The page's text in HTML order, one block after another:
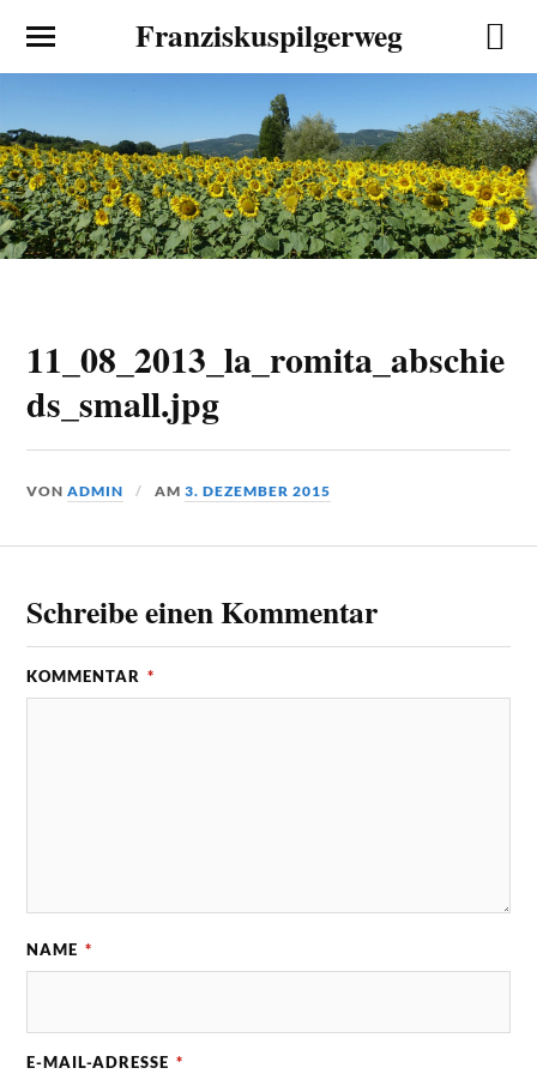
Franziskuspilgerweg
11_08_2013_la_romita_abschie
ds_small.jpg
VONADMIN AM3. DEZEMBER 2015
Schreibe einen Kommentar
KOMMENTAR *
NAME *
E-MAIL-ADRESSE *